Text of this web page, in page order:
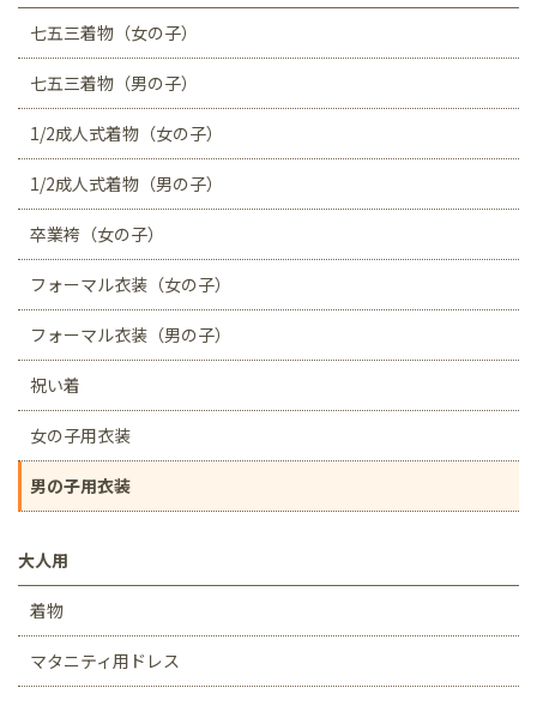
七五三着物（女の子）
七五三着物（男の子）
1/2成人式着物（女の子）
1/2成人式着物（男の子）
卒業袴（女の子）
フォーマル衣装（女の子）
フォーマル衣装（男の子）
祝い着
女の子用衣装
男の子用衣装
大人用
着物
マタニティ用ドレス